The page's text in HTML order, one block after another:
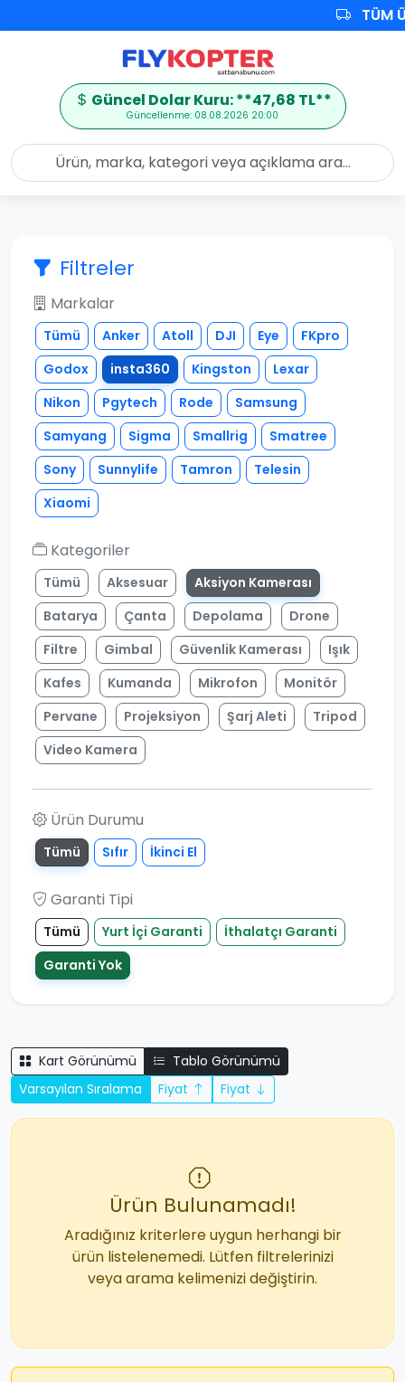
TÜM
Güncel Dolar Kuru: **47,68 TL**
Güncellenme: 08.08.2026 20:00
Filtreler
Markalar
Tümü Anker Atoll DJI Eye
FKpro
Godox
insta360 Kingston
Lexar
Nikon
Pgytech Rode
Samsung
Samyang
Sigma Smallrig
Smatree
Sony
Sunnylife Tamron
Telesin
Xiaomi
Kategoriler
Tümü Aksesuar
Aksiyon Kamerası
Batarya
Çanta Depolama
Drone
Filtre
Gimbal Güvenlik Kamerası
Işık
Kafes
Kumanda Mikrofon
Monitör
Pervane
Projeksiyon Şarj Aleti
Tripod
Video Kamera
Ürün Durumu
Tümü Sıfır İkinci El
Garanti Tipi
Tümü Yurt İçi Garanti
İthalatçı Garanti
Garanti Yok
Kart Görünümü
Tablo Görünümü
Varsayılan Sıralama
Fiyat Fiyat
Ürün Bulunamadı!
Aradığınız kriterlere uygun herhangi bir
ürün listelenemedi. Lütfen filtrelerinizi
veya arama kelimenizi değiştirin.